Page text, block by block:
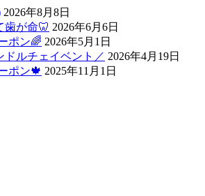
2026年8月8日
歯が命🦷 2026年6月6日
ポン🌈 2026年5月1日
ドルチェイベント／ 2026年4月19日
ポン🍁 2025年11月1日